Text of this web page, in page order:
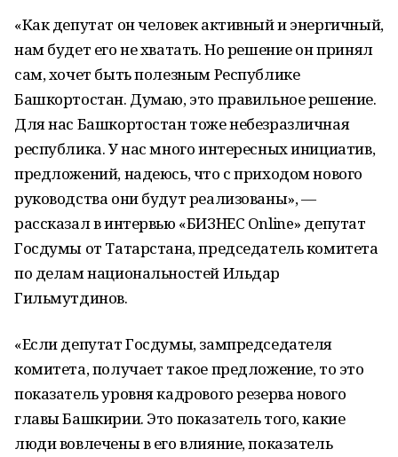
«Как депутат он человек активный и энергичный,
нам будет его не хватать. Но решение он принял
сам, хочет быть полезным Республике
Башкортостан. Думаю, это правильное решение.
Для нас Башкортостан тоже небезразличная
республика. У нас много интересных инициатив,
предложений, надеюсь, что с приходом нового
руководства они будут реализованы», —
рассказал в интервью «БИЗНЕС Online» депутат
Госдумы от Татарстана, председатель комитета
по делам национальностей Ильдар
Гильмутдинов.
«Если депутат Госдумы, зампредседателя
комитета, получает такое предложение, то это
показатель уровня кадрового резерва нового
главы Башкирии. Это показатель того, какие
люди вовлечены в его влияние, показатель